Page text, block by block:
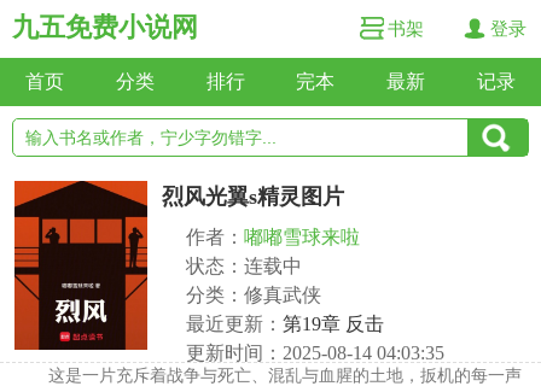
九五免费小说网 书架 登录
首页 分类 排行 完本 最新 记录
烈风光翼s精灵图片
作者： 嘟嘟雪球来啦
状态：连载中
分类：修真武侠
最近更新： 第19章 反击
更新时间：2025-08-14 04:03:35
这是一片充斥着战争与死亡、混乱与血腥的土地，扳机的每一声